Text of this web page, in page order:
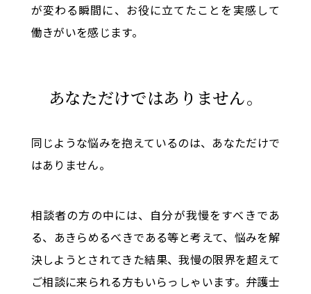
が変わる瞬間に、お役に立てたことを実感して
働きがいを感じます。
あなただけではありません。
同じような悩みを抱えているのは、あなただけで
はありません。
相談者の方の中には、自分が我慢をすべきであ
る、あきらめるべきである等と考えて、悩みを解
決しようとされてきた結果、我慢の限界を超えて
ご相談に来られる方もいらっしゃいます。弁護士